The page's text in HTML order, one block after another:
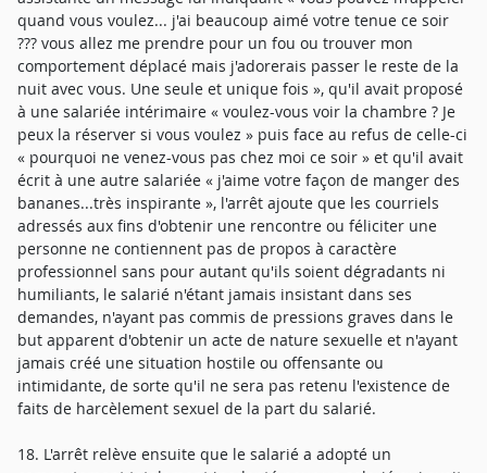
quand vous voulez... j'ai beaucoup aimé votre tenue ce soir
??? vous allez me prendre pour un fou ou trouver mon
comportement déplacé mais j'adorerais passer le reste de la
nuit avec vous. Une seule et unique fois », qu'il avait proposé
à une salariée intérimaire « voulez-vous voir la chambre ? Je
peux la réserver si vous voulez » puis face au refus de celle-ci
« pourquoi ne venez-vous pas chez moi ce soir » et qu'il avait
écrit à une autre salariée « j'aime votre façon de manger des
bananes...très inspirante », l'arrêt ajoute que les courriels
adressés aux fins d'obtenir une rencontre ou féliciter une
personne ne contiennent pas de propos à caractère
professionnel sans pour autant qu'ils soient dégradants ni
humiliants, le salarié n'étant jamais insistant dans ses
demandes, n'ayant pas commis de pressions graves dans le
but apparent d'obtenir un acte de nature sexuelle et n'ayant
jamais créé une situation hostile ou offensante ou
intimidante, de sorte qu'il ne sera pas retenu l'existence de
faits de harcèlement sexuel de la part du salarié.
18. L'arrêt relève ensuite que le salarié a adopté un